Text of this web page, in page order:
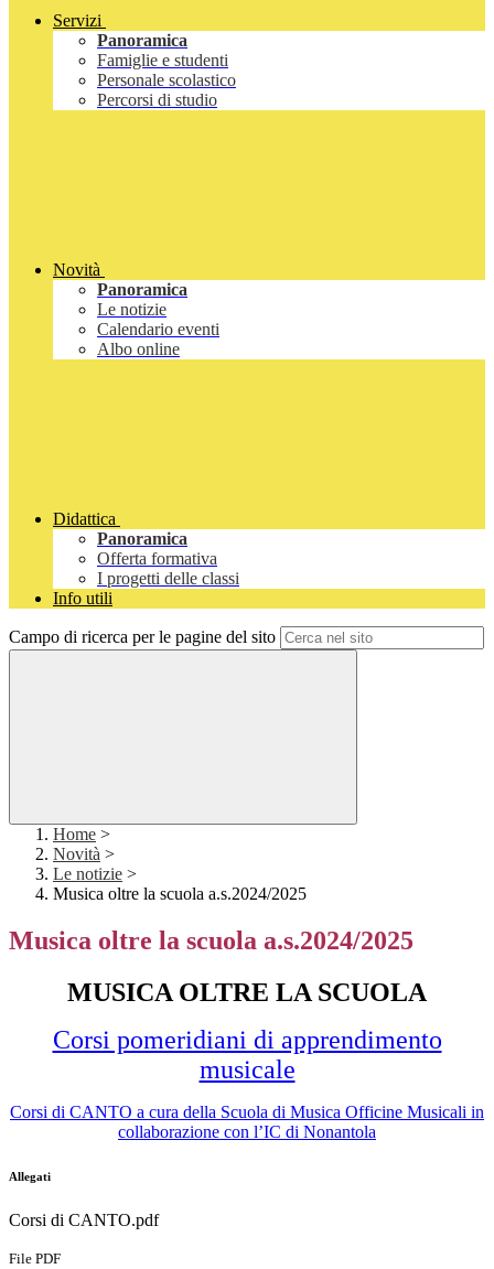
Servizi
Panoramica
Famiglie e studenti
Personale scolastico
Percorsi di studio
Novità
Panoramica
Le notizie
Calendario eventi
Albo online
Didattica
Panoramica
Offerta formativa
I progetti delle classi
Info utili
Campo di ricerca per le pagine del sito
Home >
Novità >
Le notizie >
Musica oltre la scuola a.s.2024/2025
Musica oltre la scuola a.s.2024/2025
MUSICA OLTRE LA SCUOLA
Corsi pomeridiani di apprendimento
musicale
Corsi di CANTO a cura della Scuola di Musica Officine Musicali in
collaborazione con l’IC di Nonantola
Allegati
Corsi di CANTO.pdf
File PDF